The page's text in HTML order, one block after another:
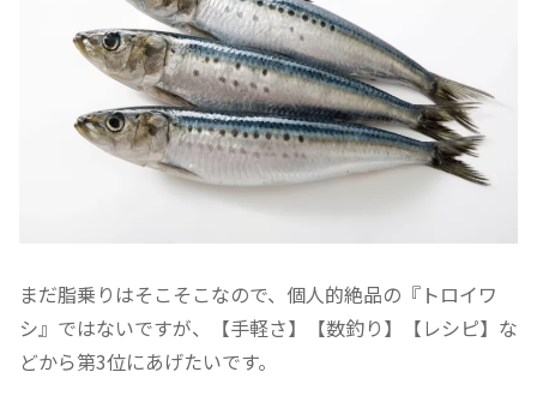
まだ脂乗りはそこそこなので、個人的絶品の『トロイワ
シ』ではないですが、【手軽さ】【数釣り】【レシピ】な
どから第3位にあげたいです。